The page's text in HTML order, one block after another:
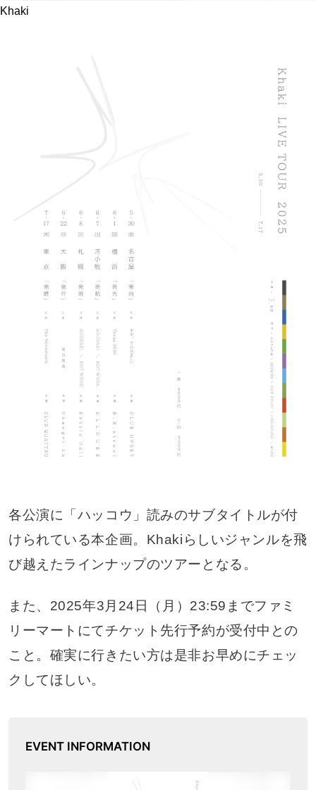
Khaki
各公演に「ハッコウ」読みのサブタイトルが付
けられている本企画。Khakiらしいジャンルを飛
び越えたラインナップのツアーとなる。
また、2025年3月24日（月）23:59までファミ
リーマートにてチケット先行予約が受付中との
こと。確実に行きたい方は是非お早めにチェッ
クしてほしい。
EVENT INFORMATION